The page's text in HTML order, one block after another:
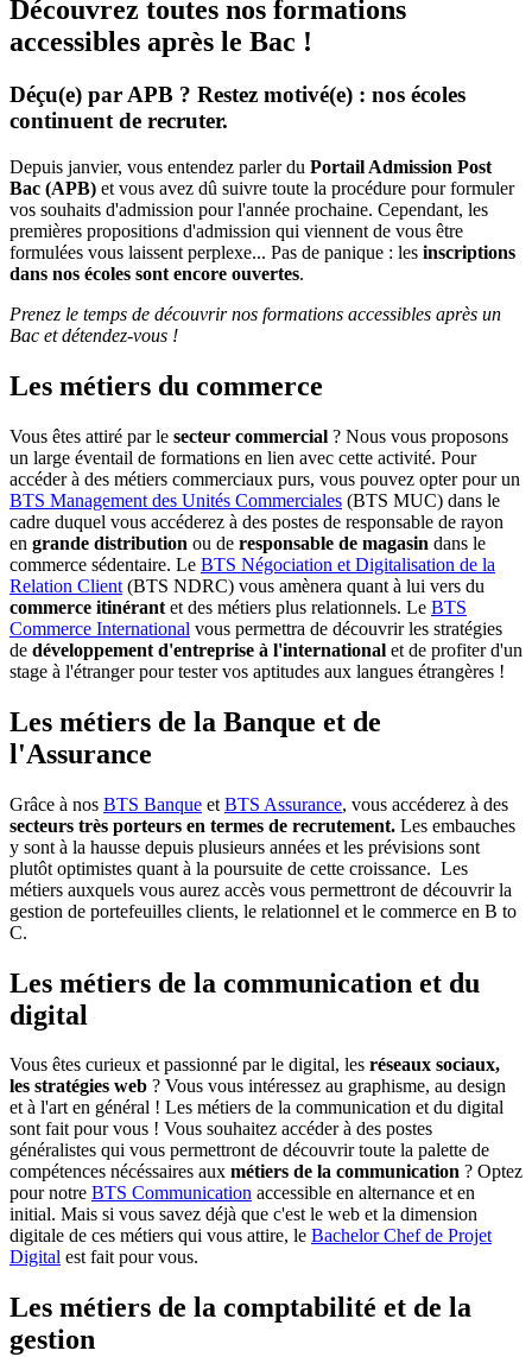
Découvrez toutes nos formations
accessibles après le Bac !
Déçu(e) par APB ? Restez motivé(e) : nos écoles
continuent de recruter.
Depuis janvier, vous entendez parler du Portail Admission Post
Bac (APB) et vous avez dû suivre toute la procédure pour formuler
vos souhaits d'admission pour l'année prochaine. Cependant, les
premières propositions d'admission qui viennent de vous être
formulées vous laissent perplexe... Pas de panique : les inscriptions
dans nos écoles sont encore ouvertes.
Prenez le temps de découvrir nos formations accessibles après un
Bac et détendez-vous !
Les métiers du commerce
Vous êtes attiré par le secteur commercial ? Nous vous proposons
un large éventail de formations en lien avec cette activité. Pour
accéder à des métiers commerciaux purs, vous pouvez opter pour un
BTS Management des Unités Commerciales (BTS MUC) dans le
cadre duquel vous accéderez à des postes de responsable de rayon
en grande distribution ou de responsable de magasin dans le
commerce sédentaire. Le BTS Négociation et Digitalisation de la
Relation Client (BTS NDRC) vous amènera quant à lui vers du
commerce itinérant et des métiers plus relationnels. Le BTS
Commerce International vous permettra de découvrir les stratégies
de développement d'entreprise à l'international et de profiter d'un
stage à l'étranger pour tester vos aptitudes aux langues étrangères !
Les métiers de la Banque et de
l'Assurance
Grâce à nos BTS Banque et BTS Assurance, vous accéderez à des
secteurs très porteurs en termes de recrutement. Les embauches
y sont à la hausse depuis plusieurs années et les prévisions sont
plutôt optimistes quant à la poursuite de cette croissance. Les
métiers auxquels vous aurez accès vous permettront de découvrir la
gestion de portefeuilles clients, le relationnel et le commerce en B to
C.
Les métiers de la communication et du
digital
Vous êtes curieux et passionné par le digital, les réseaux sociaux,
les stratégies web ? Vous vous intéressez au graphisme, au design
et à l'art en général ! Les métiers de la communication et du digital
sont fait pour vous ! Vous souhaitez accéder à des postes
généralistes qui vous permettront de découvrir toute la palette de
compétences nécéssaires aux métiers de la communication ? Optez
pour notre BTS Communication accessible en alternance et en
initial. Mais si vous savez déjà que c'est le web et la dimension
digitale de ces métiers qui vous attire, le Bachelor Chef de Projet
Digital est fait pour vous.
Les métiers de la comptabilité et de la
gestion